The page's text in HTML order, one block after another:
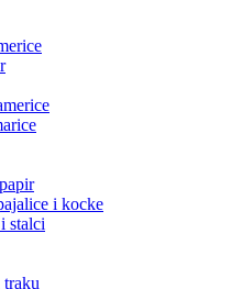
i kocke
stalci
traku